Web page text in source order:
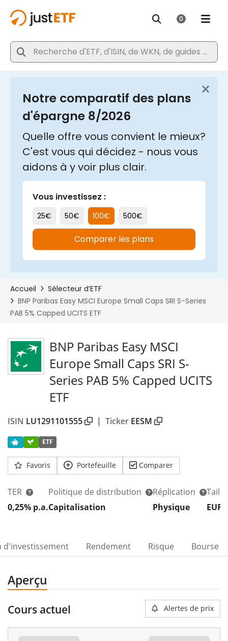
BNP Paribas Easy MSCI
Europe Small Caps SRI S-
Series PAB 5% Capped UCITS
ETF
ISIN LU1291101555 | Ticker EESM
ETF
Favoris Portefeuille Comparer
TER
0,25% p.a.
Politique de distribution
Capitalisation
Réplication
Physique
EUR
d'investissement Rendement Risque Bourse
Aperçu
Cours actuel Alertes de prix